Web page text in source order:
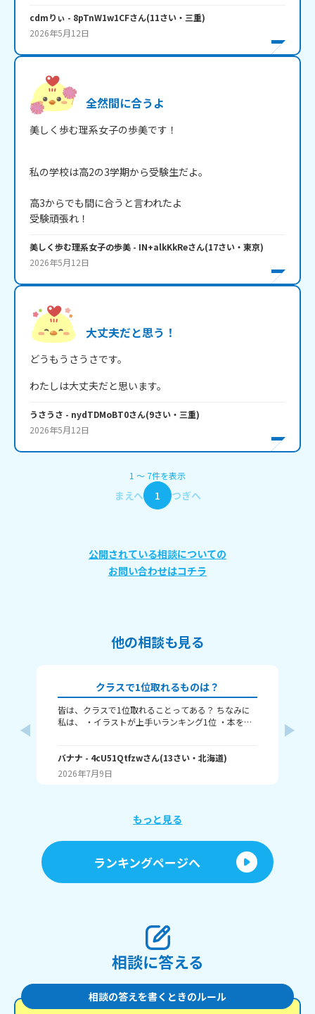
cdmりぃ - 8pTnW1w1CFさん(11さい・ 三重)
2026年5月12日
全然間に合うよ
美しく歩む理系女子の歩美です！
私の学校は高2の3学期から受験生だよ。
高3からでも間に合うと言われたよ
受験頑張れ！
美しく歩む理系女子の歩美 - IN+alkKkReさん(17さい・ 東京)
2026年5月12日
大丈夫だと思う！
どうもうさうさです。
わたしは大丈夫だと思います。
うさうさ - nydTDMoBT0さん(9さい・ 三重)
2026年5月12日
1 〜 7件を表示
まえへ 1 つぎへ
公開されている相談についての
お問い合わせはコチラ
他の相談も見る
クラスで1位取れるものは？
皆は、クラスで1位取れることってある？ ちなみに
私は、 ・イラストが上手いランキング1位 ・本を読
ングで1位取れる？ 書いてくれたら嬉しいです！ じ
ゃね。
バナナ - 4cU51Qtfzwさん(13さい・ 北海道)
2026年7月9日
もっと見る
ランキングページへ
相談に答える
相談の答えを書くときのルール